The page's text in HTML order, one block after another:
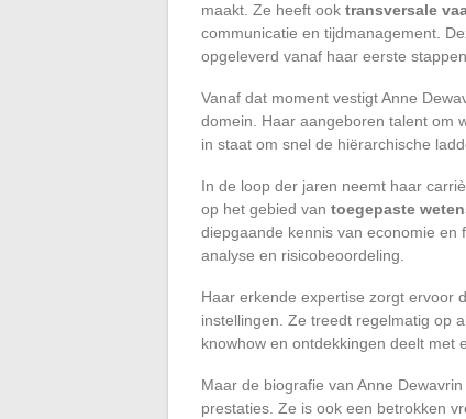
maakt. Ze heeft ook transversale
communicatie en tijdmanagement.
opgeleverd vanaf haar eerste
Vanaf dat moment vestigt Anne
domein. Haar aangeboren talent om
in staat om snel de hiërarchische
In de loop der jaren neemt haar
op het gebied van toegepaste
diepgaande kennis van economie en
analyse en risicobeoordeling.
Haar erkende expertise zorgt ervoor
instellingen. Ze treedt regelmatig op
knowhow en ontdekkingen deelt met
Maar de biografie van Anne
prestaties. Ze is ook een betrokken